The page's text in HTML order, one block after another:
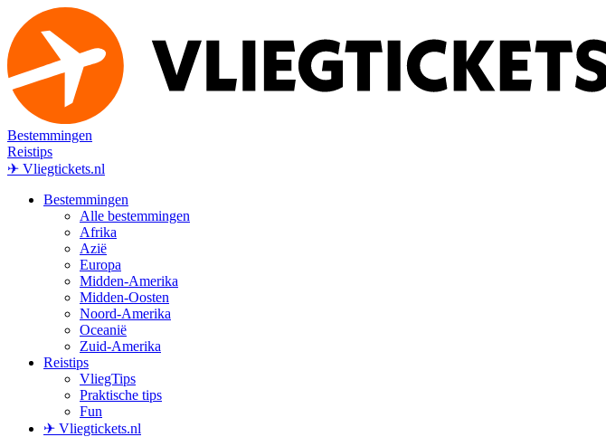
Bestemmingen
Reistips
✈ Vliegtickets.nl
Bestemmingen
Alle bestemmingen
Afrika
Azië
Europa
Midden-Amerika
Midden-Oosten
Noord-Amerika
Oceanië
Zuid-Amerika
Reistips
VliegTips
Praktische tips
Fun
✈ Vliegtickets.nl